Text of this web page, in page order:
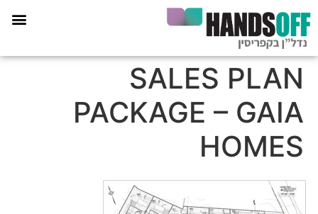
SALES PLAN
PACKAGE – GAIA
HOMES